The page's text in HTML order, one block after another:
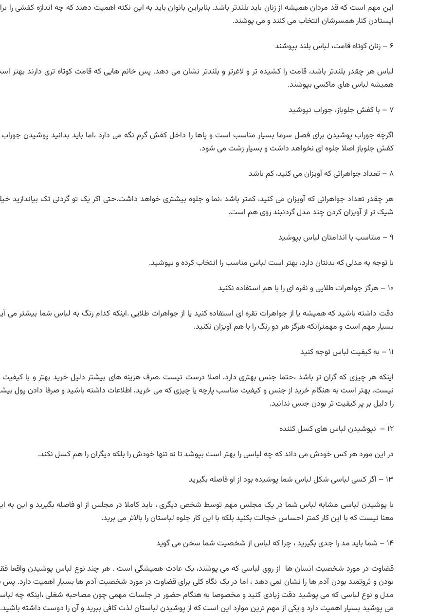
این مهم است که قد مردان همیشه از زنان باید بلندتر باشد. بنابراین بانوان باید به این نکته اهمیت دهند که چه اندازه کفشی را
ایستادن کنار همسرشان انتخاب می کنند و می پوشند.
۶ – زنان کوتاه قامت، لباس بلند بپوشند
لباس هر چقدر بلندتر باشد، قامت را کشیده تر و لاغرتر و بلندتر نشان می دهد. پس خانم هایی که قامت کوتاه تری دارند بهتر
همیشه لباس های ماکسی بپوشند.
۷ – با کفش جلوباز، جوراب نپوشید
اگرچه جوراب پوشیدن برای فصل سرما بسیار مناسب است و پاها را داخل کفش گرم نگه می دارد ،اما باید بدانید پوشیدن جوراب
کفش جلوباز اصلا جلوه ای نخواهد داشت و بسیار زشت می شود.
۸ – تعداد جواهراتی که آویزان می کنید، کم باشد
هر چقدر تعداد جواهراتی که آویزان می کنید، کمتر باشد ،نما و جلوه بیشتری خواهد داشت.حتی اکر یک تو گردنی تک بیاندازید
شیک تر از آویزان کردن چند مدل گردنبند روی هم است.
۹ – متناسب با اندامتان لباس بپوشید
با توجه به مدلی که بدنتان دارد، بهتر است لباس مناسب را انتخاب کرده و بپوشید.
۱۰ – هرگز جواهرات طلایی و نقره ای را با هم استفاده نکنید
دقت داشته باشید که همیشه یا از جواهرات نقره ای استفاده کنید یا از جواهرات طلایی .اینکه کدام رنگ به لباس شما بیشتر می
بسیار مهم است و مهمترآنکه هرگز هر دو رنگ را با هم آویزان نکنید.
۱۱ – به کیفیت لباس توجه کنید
اینکه هر چیزی که گران تر باشد ،حتما جنس بهتری دارد، اصلا درست نیست .صرف هزینه های بیشتر دلیل خرید بهتر و با کیفیت
نیست. بهتر است به هنگام خرید از جنس و کیفیت مناسب پارچه یا چیزی که می خرید، اطلاعات داشته باشید و صرفا دادن پول
را دلیل بر پر کیفیت تر بودن جنس ندانید.
۱۲ – نپوشیدن لباس های کسل کننده
در این مورد هر کس خودش می داند که چه لباسی را بهتر است بپوشد تا نه تنها خودش را بلکه دیگران را هم کسل نکند.
۱۳ – اگر کسی لباسی شکل لباس شما پوشیده بود از او فاصله بگیرید
با پوشیدن لباسی مشابه لباس شما در یک مجلس مهم توسط شخص دیگری ، باید کاملا در مجلس از او فاصله بگیرید و این به
معنا نیست که با این کار کمتر احساس خجالت بکنید بلکه با این کار جلوه لباستان را بالاتر می برید.
۱۴ – شما باید مد را جدی بگیرید ، چرا که لباس از شخصیت شما سخن می گوید
قضاوت در مورد شخصیت انسان ها از روی لباسی که می پوشند، یک عادت همیشگی است . هر چند نوع لباس پوشیدن واقعا
بودن و ثروتمند بودن آدم ها را نشان نمی دهد ، اما در یک نگاه کلی برای قضاوت در مورد شخصیت آدم ها بسیار اهمیت دارد. پس
مدل و نوع لباسی که می پوشید دقت زیادی کنید و مخصوصا به هنگام حضور در جلسات مهمی چون مصاحبه شغلی ،اینکه چه
می پوشید بسیار اهمیت دارد و یکی از مهم ترین موارد این است که از پوشیدن لباستان لذت کافی ببرید و آن را دوست داشته باشید.